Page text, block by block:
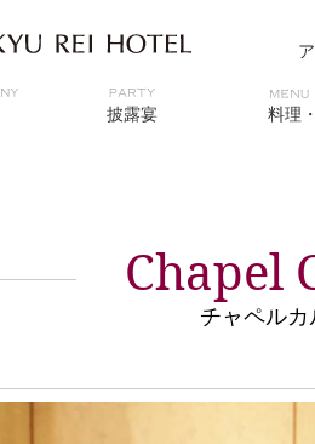
披露宴 料理
Chapel
チャペルカ